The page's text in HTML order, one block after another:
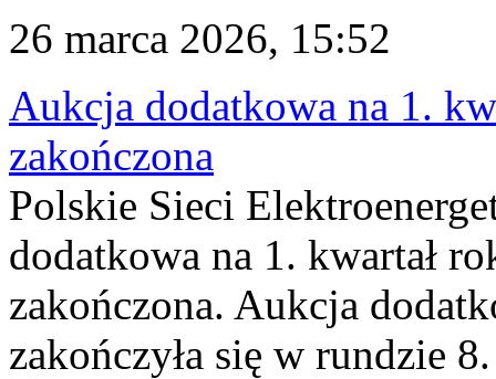
26 marca 2026, 15:52
Aukcja dodatkowa na 1.
zakończona
Polskie Sieci
dodatkowa na 1. kwartał
zakończona. Aukcja
zakończyła się w rundzie